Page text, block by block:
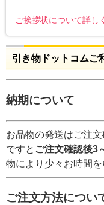
ご挨拶状について詳し
引き物ドットコムご
納期について
お品物の発送はご注
ですと ご注文確認後3
物により少々お時間を
ご注文方法につい